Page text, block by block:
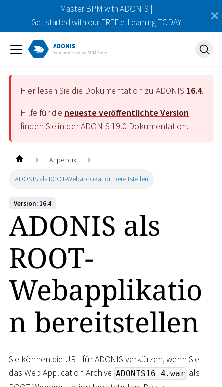
Master BPM with ADONIS |
Get started with our FREE e-Learning TODAY
Hier lesen Sie die Dokumentation zu ADONIS 16.4.
Hilfe für die neueste veröffentlichte Version
finden Sie in der ADONIS 19.0 Dokumentation.
Appendix
ADONIS als ROOT-Webapplikation bereitstellen
Version: 16.4
ADONIS als
ROOT-
Webapplikatio
n bereitstellen
Sie können die URL für ADONIS verkürzen, wenn Sie
das Web Application Archive ADONIS16_4.war als